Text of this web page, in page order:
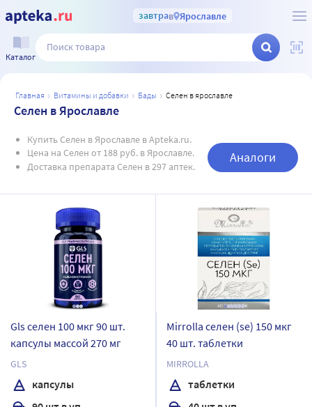
завтрав Ярославле
Каталог
главная витамины и добавки бады селен в ярославле
Селен в Ярославле
Купить Селен в Ярославле в Apteka.ru.
Цена на Селен от 188 руб. в Ярославле.
Доставка препарата Селен в 297 аптек.
Аналоги
Gls селен 100 мкг 90 шт.
капсулы массой 270 мг
GLS
капсулы
Mirrolla селен (se) 150 мкг
40 шт. таблетки
MIRROLLA
таблетки